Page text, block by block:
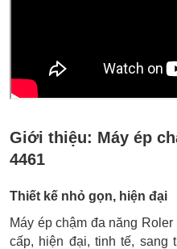
Giới thiệu: Máy ép
4461
Thiết kế nhỏ gọn, hiện đại
Máy ép chậm đa năng
cấp, hiện đại, tinh tế, sang